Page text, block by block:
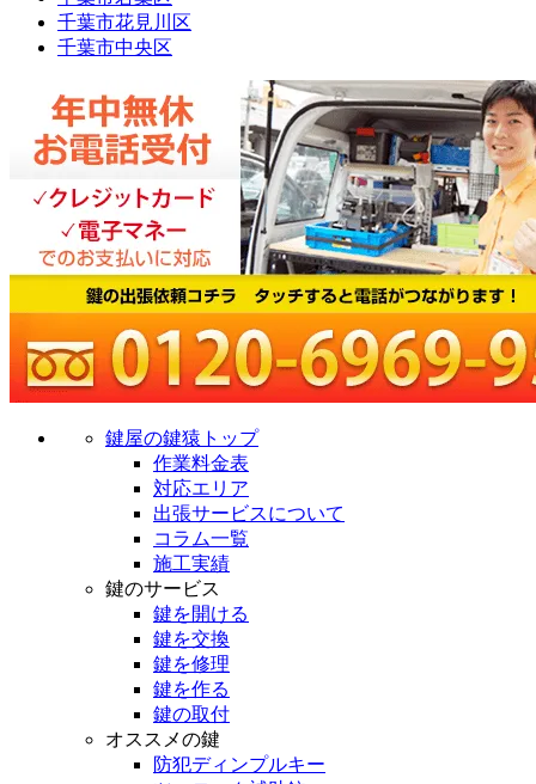
千葉市花見川区
千葉市中央区
鍵屋の鍵猿トップ
作業料金表
対応エリア
出張サービスについて
コラム一覧
施工実績
鍵のサービス
鍵を開ける
鍵を交換
鍵を修理
鍵を作る
鍵の取付
オススメの鍵
防犯ディンプルキー